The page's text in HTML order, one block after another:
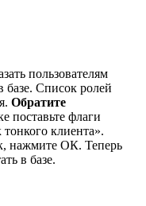
пользователям
базе. Список ролей
Обратите
поставьте флаги
тонкого клиента».
нажмите ОК. Теперь
в базе.